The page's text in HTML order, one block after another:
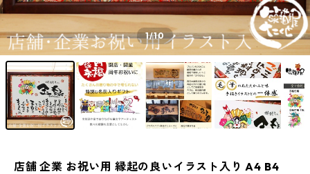
1/10
店舗 企業 お祝い用 縁起の良いイラスト入り A4 B4